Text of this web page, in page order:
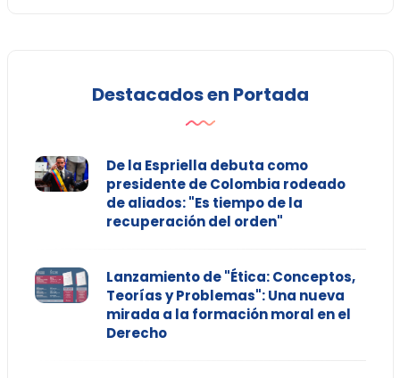
Destacados en Portada
De la Espriella debuta como
presidente de Colombia rodeado
de aliados: "Es tiempo de la
recuperación del orden"
Lanzamiento de "Ética: Conceptos,
Teorías y Problemas": Una nueva
mirada a la formación moral en el
Derecho